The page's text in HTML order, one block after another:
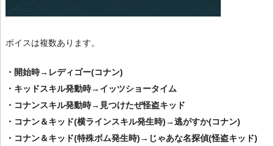
ボイスは複数あります。
・開始時→レディゴー(コナン)
・キッドスキル発動時→イッツショータイム
・コナンスキル発動時→見つけたぜ怪盗キッド
・コナン＆キッド(横ラインスキル発生時)→逃がすか(コナン)
・コナン＆キッド(特殊ボム発生時)→じゃあな名探偵(怪盗キッド)